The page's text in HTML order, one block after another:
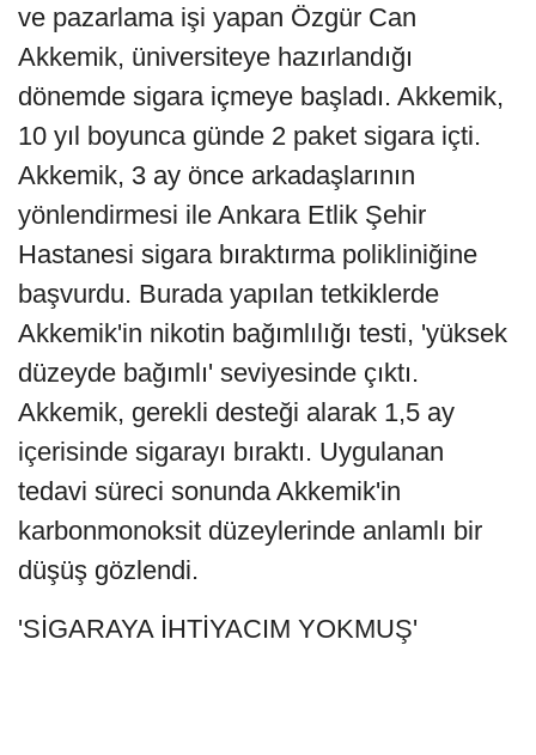
ve pazarlama işi yapan Özgür Can
Akkemik, üniversiteye hazırlandığı
dönemde sigara içmeye başladı. Akkemik,
10 yıl boyunca günde 2 paket sigara içti.
Akkemik, 3 ay önce arkadaşlarının
yönlendirmesi ile Ankara Etlik Şehir
Hastanesi sigara bıraktırma polikliniğine
başvurdu. Burada yapılan tetkiklerde
Akkemik'in nikotin bağımlılığı testi, 'yüksek
düzeyde bağımlı' seviyesinde çıktı.
Akkemik, gerekli desteği alarak 1,5 ay
içerisinde sigarayı bıraktı. Uygulanan
tedavi süreci sonunda Akkemik'in
karbonmonoksit düzeylerinde anlamlı bir
düşüş gözlendi.
'SİGARAYA İHTİYACIM YOKMUŞ'